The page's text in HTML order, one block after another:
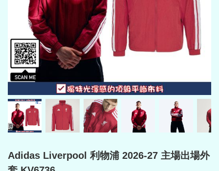
Adidas Liverpool 利物浦 2026-27 主場出場外